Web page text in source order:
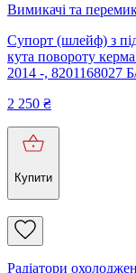
Вимикачі та
Супорт (шлейф) з
кута повороту
2014 -, 8201168027
2 250 ₴
Купити
Радіатори